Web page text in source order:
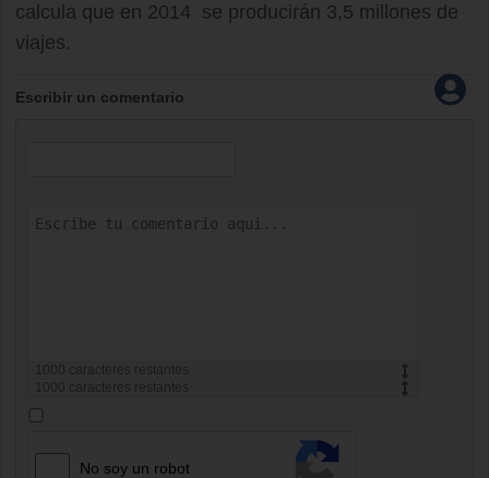
calcula que en 2014 se producirán 3,5 millones de
viajes.
Escribir un comentario
caracteres restantes
caracteres restantes
No soy un robot